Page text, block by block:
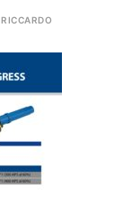
RICCARDO